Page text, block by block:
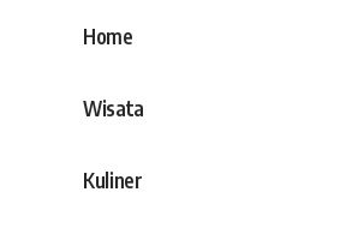
Home
Wisata
Kuliner